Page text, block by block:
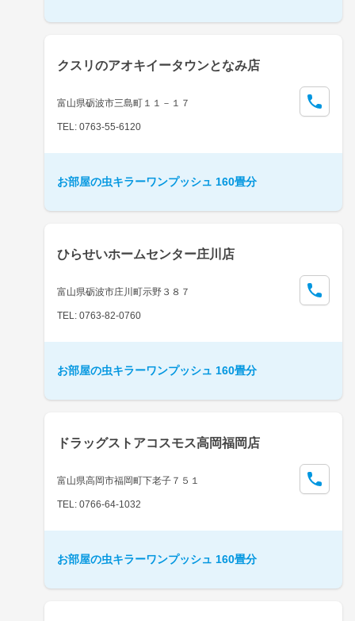
クスリのアオキイータウンとなみ店
富山県砺波市三島町１１－１７
TEL: 0763-55-6120
お部屋の虫キラーワンプッシュ 160畳分
ひらせいホームセンター庄川店
富山県砺波市庄川町示野３８７
TEL: 0763-82-0760
お部屋の虫キラーワンプッシュ 160畳分
ドラッグストアコスモス高岡福岡店
富山県高岡市福岡町下老子７５１
TEL: 0766-64-1032
お部屋の虫キラーワンプッシュ 160畳分